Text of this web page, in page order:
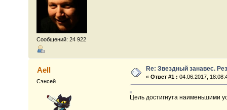
Сообщений: 24 922
Aell
Сэнсей
Re: Звездный занавес.
«Ответ #1 : 04.06.2017,
Цель достигнута наименьшими